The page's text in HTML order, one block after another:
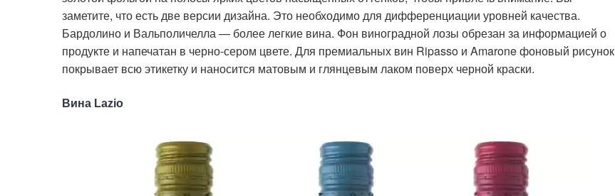
заметите, что есть две версии дизайна. Это необходимо для дифференциации уровней качества.
Бардолино и Вальполичелла — более легкие вина. Фон виноградной лозы обрезан за информацией о
продукте и напечатан в черно-сером цвете. Для премиальных вин Ripasso и Amarone фоновый рисунок
покрывает всю этикетку и наносится матовым и глянцевым лаком поверх черной краски.
Вина Lazio